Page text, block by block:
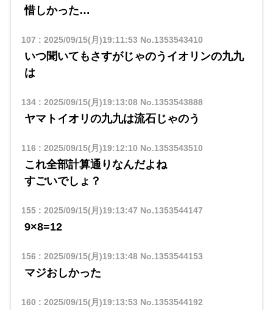
惜しかった…
107 : 2025/09/15(月)19:11:53 No.1353543410
いつ聞いてもさすがじゃのうイオリンの九九
は
134: 2025/09/15(月)19:13:08No.1353543888
ヤマトイオリの九九は流石じゃのう
116 : 2025/09/15(月)19:12:10 No.1353543510
これ全部計算通りなんだよね
すごいでしょ？
155: 2025/09/15(月)19:13:47 No.1353544147
9×8=12
156 : 2025/09/15(月)19:13:48No.1353544153
マジおしかった
160 : 2025/09/15(月)19:13:53 No.1353544192